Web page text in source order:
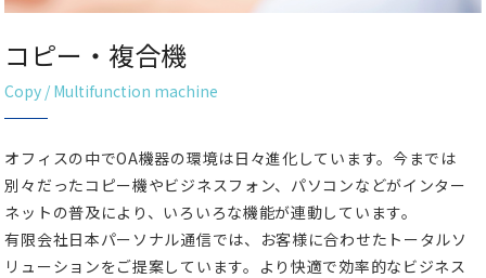
コピー・複合機
Copy / Multifunction machine
オフィスの中でOA機器の環境は日々進化しています。今までは
別々だったコピー機やビジネスフォン、パソコンなどがインター
ネットの普及により、いろいろな機能が連動しています。
有限会社日本パーソナル通信では、お客様に合わせたトータルソ
リューションをご提案しています。より快適で効率的なビジネス